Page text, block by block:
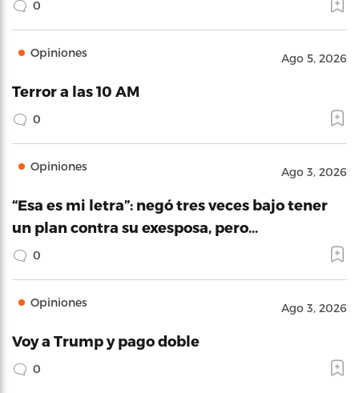
0
Opiniones Ago 5, 2026
Terror a las 10 AM
0
Opiniones Ago 3, 2026
“Esa es mi letra”: negó tres veces bajo tener
un plan contra su exesposa, pero…
0
Opiniones Ago 3, 2026
Voy a Trump y pago doble
0